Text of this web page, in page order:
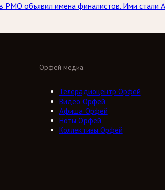
РМО объявил имена финалистов. Ими
Орфей медиа
Телерадиоцентр Орфей
Видео Орфей
Афиша Орфей
Ноты Орфей
Коллективы Орфей